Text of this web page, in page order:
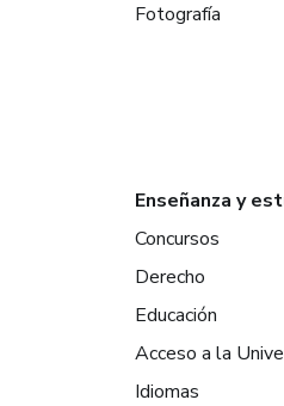
Fotografía
Enseñanza y
Concursos
Derecho
Educación
Acceso a la
Idiomas